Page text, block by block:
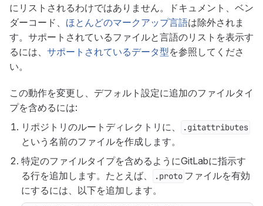
にリストされるわけではありません。ドキュメント、ベン
ダーコード、 ほとんどのマークアップ言語は除外されま
す。サポートされているファイルと言語のリストを表示す
るには、 サポートされているデータ型を参照してくださ
い。
この動作を変更し、デフォルト設定に追加のファイルタイ
プを含めるには:
リポジトリのルートディレクトリに、
.gitattributes
という名前のファイルを作成します。
特定のファイルタイプを含めるようにGitLabに指示す
る行を追加します。たとえば、
.proto ファイルを有効
にするには、以下を追加します。